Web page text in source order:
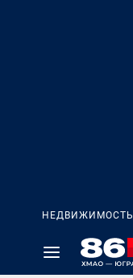
НЕДВИЖИМОСТЬ